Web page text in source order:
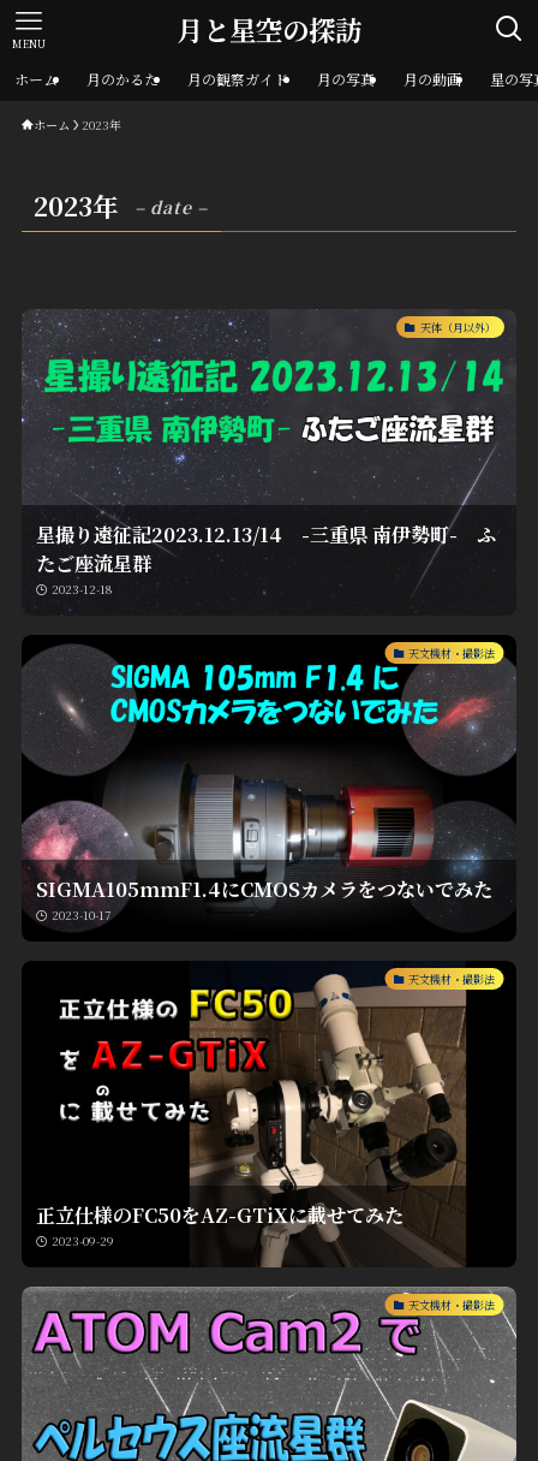
月と星空の探訪
MENU
ホーム 月のかるた 月の観察ガイド 月の写真 月の動画 星の写
ホーム 2023年
2023年 – date –
天体（月以外）
星撮り遠征記2023.12.13/14 -三重県 南伊勢町- ふ
たご座流星群
2023-12-18
天文機材・撮影法
SIGMA105mmF1.4にCMOSカメラをつないでみた
2023-10-17
天文機材・撮影法
正立仕様のFC50をAZ-GTiXに載せてみた
2023-09-29
天文機材・撮影法